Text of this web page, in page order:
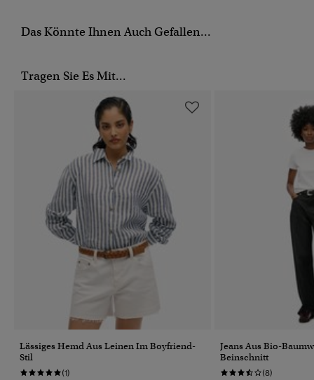
Das Könnte Ihnen Auch Gefallen...
Tragen Sie Es Mit...
Lässiges Hemd Aus Leinen Im Boyfriend-
Stil
(1)
Jeans Aus Bio-
Beinschnitt
(8)